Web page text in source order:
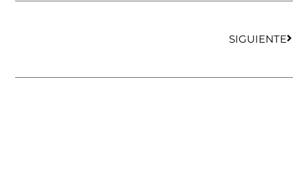
SIGUIENTE